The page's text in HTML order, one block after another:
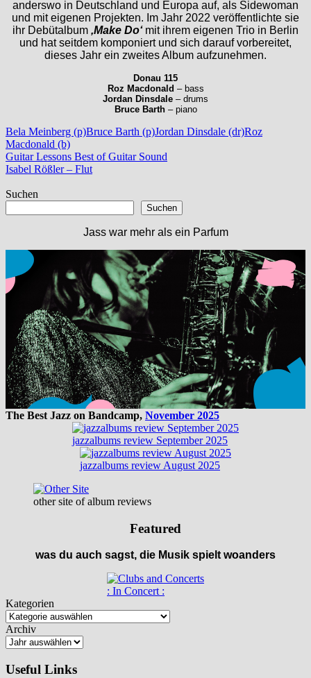
anderswo in Deutschland und Europa auf, als Sidewoman
und mit eigenen Projekten. Im Jahr 2022 veröffentlichte sie
ihr Debütalbum ‚Make Do‘mit ihrem eigenen Trio in Berlin
und hat seitdem komponiert und sich darauf vorbereitet,
dieses Jahr ein zweites Album aufzunehmen.
Donau 115
Roz Macdonald – bass
Jordan Dinsdale – drums
Bruce Barth– piano
Bela Meinberg (p)Bruce Barth (p)Jordan Dinsdale (dr)Roz
Macdonald (b)
Beitragsnavigation
Vorheriger
Beitrag:
Guitar Lessons Best of Guitar Sound
Nächster
Isabel Rößler – Flut
Suchen
Suchen
Jass war mehr als ein Parfum
The Best Jazz on Bandcamp, November 2025
jazzalbums review September 2025
jazzalbums review August 2025
other site of album reviews
Featured
was du auch sagst, die Musik spielt woanders
: In Concert :
Kategorien
Archiv
Useful Links